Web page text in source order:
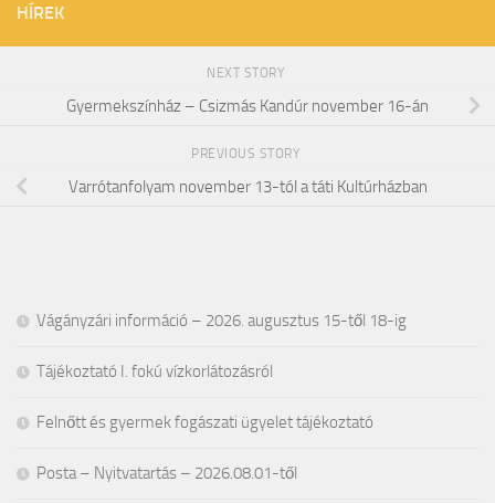
HÍREK
NEXT STORY
Gyermekszínház – Csizmás Kandúr november 16-án
PREVIOUS STORY
Varrótanfolyam november 13-tól a táti Kultúrházban
Vágányzári információ – 2026. augusztus 15-től 18-ig
Tájékoztató I. fokú vízkorlátozásról
Felnőtt és gyermek fogászati ügyelet tájékoztató
Posta – Nyitvatartás – 2026.08.01-től